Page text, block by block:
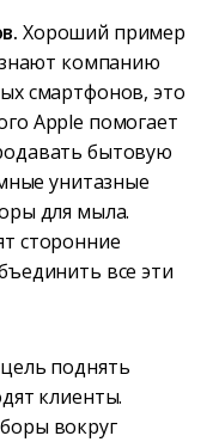
Хороший пример
компанию
смартфонов, это
Apple помогает
бытовую
унитазные
для мыла.
сторонние
все эти
поднять
клиенты.
вокруг